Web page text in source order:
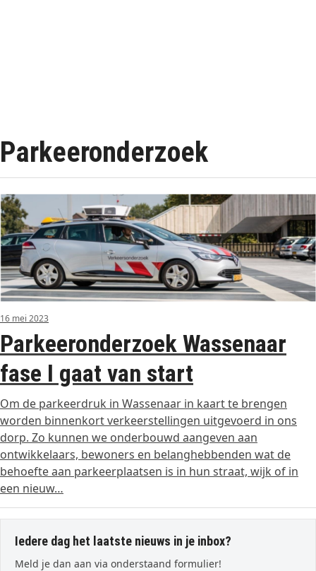
Parkeeronderzoek
16 mei 2023
Parkeeronderzoek Wassenaar
fase I gaat van start
Om de parkeerdruk in Wassenaar in kaart te brengen
worden binnenkort verkeerstellingen uitgevoerd in ons
dorp. Zo kunnen we onderbouwd aangeven aan
ontwikkelaars, bewoners en belanghebbenden wat de
behoefte aan parkeerplaatsen is in hun straat, wijk of in
een nieuw…
Iedere dag het laatste nieuws in je inbox?
Meld je dan aan via onderstaand formulier!